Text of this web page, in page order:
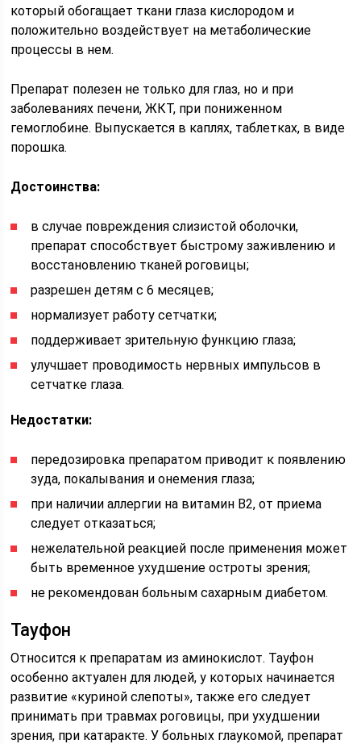
который обогащает ткани глаза кислородом и
положительно воздействует на метаболические
процессы в нем.
Препарат полезен не только для глаз, но и при
заболеваниях печени, ЖКТ, при пониженном
гемоглобине. Выпускается в каплях, таблетках, в виде
порошка.
Достоинства:
в случае повреждения слизистой оболочки,
препарат способствует быстрому заживлению и
восстановлению тканей роговицы;
разрешен детям с 6 месяцев;
нормализует работу сетчатки;
поддерживает зрительную функцию глаза;
улучшает проводимость нервных импульсов в
сетчатке глаза.
Недостатки:
передозировка препаратом приводит к появлению
зуда, покалывания и онемения глаза;
при наличии аллергии на витамин В2, от приема
следует отказаться;
нежелательной реакцией после применения может
быть временное ухудшение остроты зрения;
не рекомендован больным сахарным диабетом.
Тауфон
Относится к препаратам из аминокислот. Тауфон
особенно актуален для людей, у которых начинается
развитие «куриной слепоты», также его следует
принимать при травмах роговицы, при ухудшении
зрения, при катаракте. У больных глаукомой, препарат